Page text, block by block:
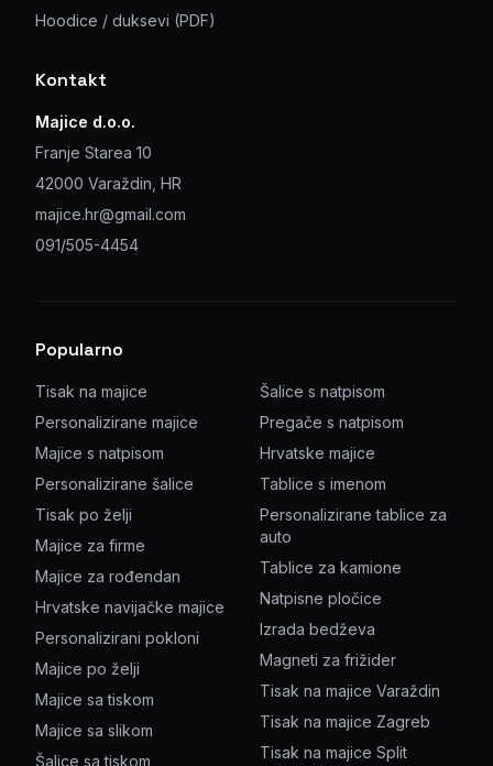
Hoodice / duksevi (PDF)
Kontakt
Majice d.o.o.
Franje Starea 10
42000 Varaždin, HR
majice.hr@gmail.com
091/505-4454
Popularno
Tisak na majice
Personalizirane majice
Majice s natpisom
Personalizirane šalice
Tisak po želji
Majice za firme
Majice za rođendan
Hrvatske navijačke majice
Personalizirani pokloni
Majice po želji
Majice sa tiskom
Majice sa slikom
Šalice sa tiskom
Šalice s natpisom
Pregače s natpisom
Hrvatske majice
Tablice s imenom
Personalizirane tablice za
auto
Tablice za kamione
Natpisne pločice
Izrada bedževa
Magneti za frižider
Tisak na majice Varaždin
Tisak na majice Zagreb
Tisak na majice Split